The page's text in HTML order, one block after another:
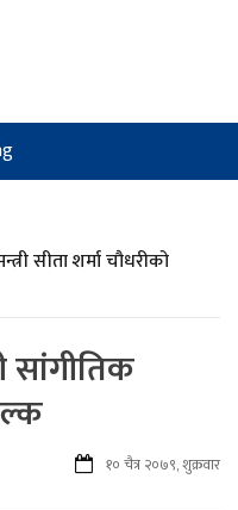
सीता शर्मा चौधरीको
सांगीतिक
१० चैत्र २०७९, शुक्रवार